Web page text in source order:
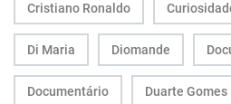
Cristiano Ronaldo
Di Maria Diomande
Documentário Duarte Gomes